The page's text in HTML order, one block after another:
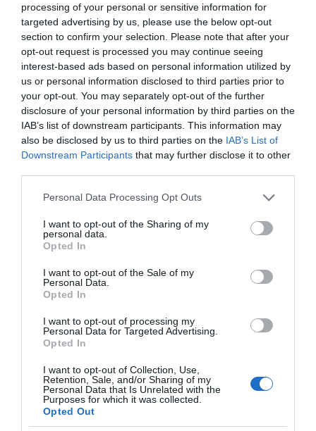
processing of your personal or sensitive information for
targeted advertising by us, please use the below opt-out
section to confirm your selection. Please note that after your
opt-out request is processed you may continue seeing
interest-based ads based on personal information utilized by
us or personal information disclosed to third parties prior to
your opt-out. You may separately opt-out of the further
disclosure of your personal information by third parties on the
IAB’s list of downstream participants. This information may
also be disclosed by us to third parties on the IAB’s List of
Downstream Participants that may further disclose it to other
Please note that this website/app uses one or more Google
not limited to your visit or usage behaviour. You may click to
grant or deny consent to Google and its third-party tags to
use your data for below specified purposes in below Google
consent section.
Personal Data Processing Opt Outs
I want to opt-out of the Sharing of my
personal data.
Opted In
I want to opt-out of the Sale of my
Personal Data.
Opted In
I want to opt-out of processing my
Personal Data for Targeted Advertising.
Opted In
I want to opt-out of Collection, Use,
Retention, Sale, and/or Sharing of my
Personal Data that Is Unrelated with the
Purposes for which it was collected.
Opted Out
ΜΙΚΡΟΣ ΤΕΛΙΚΟΣ:6 Ιουλίου
ΤΕΛΙΚΟΣ: 7 Ιουλίου
Επιδότηση 528.000
ευρώ για τα
Star
Οι αγώνες του ΠΑΟΚ
στον 3ο προκριματικό
League είναι στο OPEN
Το viral trick της Gen Z που δίνει ακαταμάχητο
σχήμα στα oversized σου
Αυτό το εύκολο
hairstyle παραλίας
Καλοκαιρινές